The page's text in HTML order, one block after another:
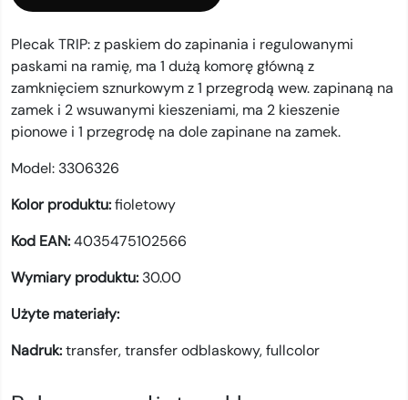
Plecak TRIP: z paskiem do zapinania i regulowanymi
paskami na ramię, ma 1 dużą komorę główną z
zamknięciem sznurkowym z 1 przegrodą wew. zapinaną na
zamek i 2 wsuwanymi kieszeniami, ma 2 kieszenie
pionowe i 1 przegrodę na dole zapinane na zamek.
Model: 3306326
Kolor produktu:fioletowy
Kod EAN:4035475102566
Wymiary produktu: 30.00
Użyte materiały:
Nadruk:transfer,transfer odblaskowy,fullcolor